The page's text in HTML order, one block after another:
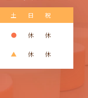
土 日 祝
● 休
休
▲ 休 休